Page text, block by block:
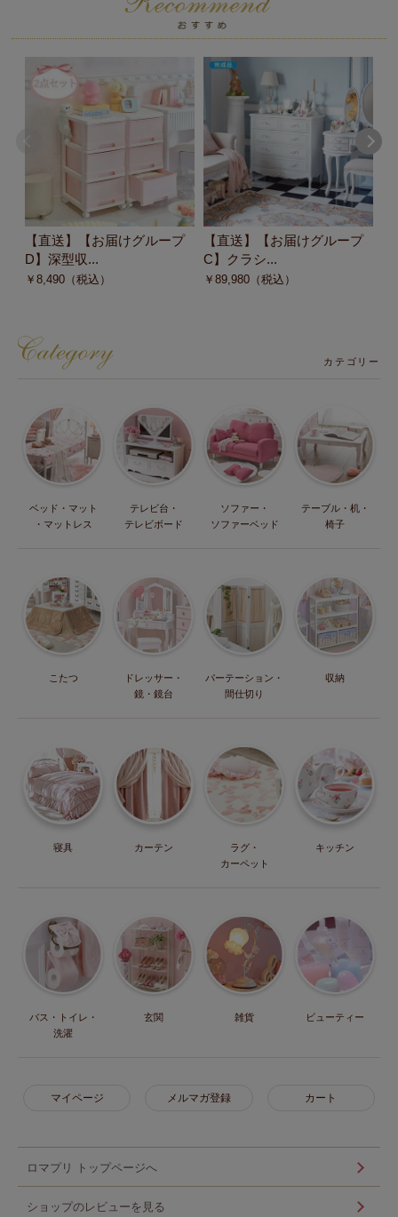
【直送】【お届けグループ
D】深型収...
￥8,490 （税込）
【直送】【お届けグループ
C】クラシ...
￥89,980 （税込）
カテゴリー
ベッド・マット
・マットレス
テレビ台・
テレビボード
ソファー・
ソファーベッド
テーブル・机・
椅子
こたつ
ドレッサー・
鏡・鏡台
パーテーション・
間仕切り
収納
寝具 カーテン
ラグ・
カーペット
キッチン
バス・トイレ・
洗濯
玄関 雑貨 ビューティー
マイページ メルマガ登録 カート
ロマプリ トップページへ
ショップのレビューを見る